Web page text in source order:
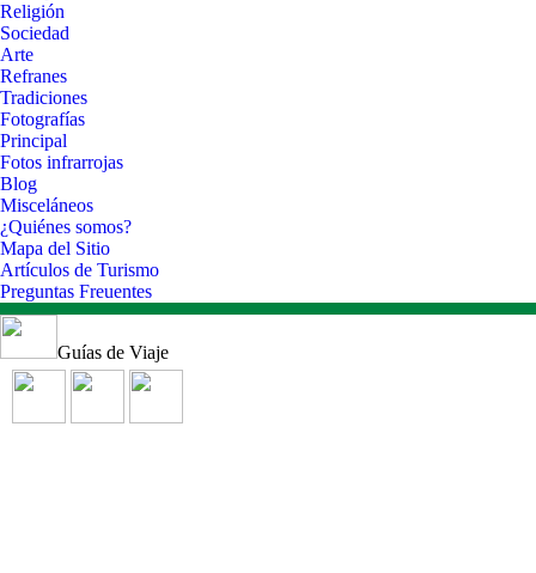
Religión
Sociedad
Arte
Refranes
Tradiciones
Fotografías
Principal
Fotos infrarrojas
Blog
Misceláneos
¿Quiénes somos?
Mapa del Sitio
Artículos de Turismo
Preguntas Freuentes
Guías de Viaje